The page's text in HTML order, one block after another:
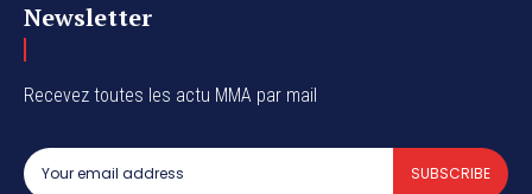
Newsletter
Recevez toutes les actu MMA par mail
SUBSCRIBE